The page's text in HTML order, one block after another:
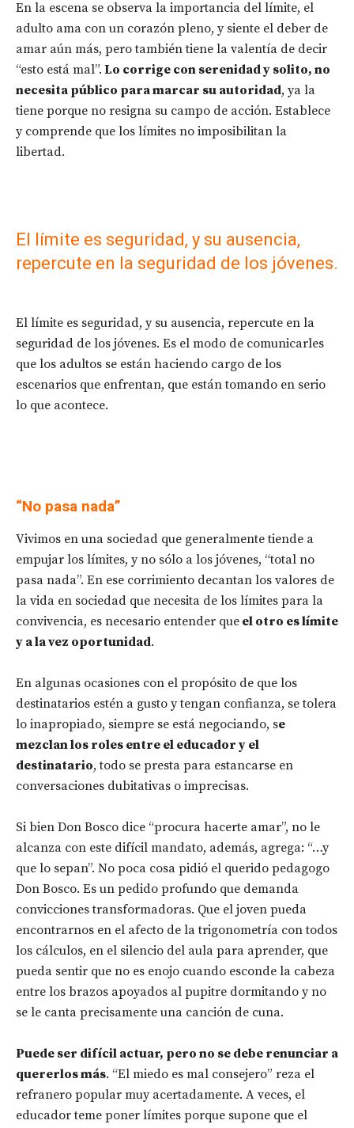
En la escena se observa la importancia del límite, el
adulto ama con un corazón pleno, y siente el deber de
amar aún más, pero también tiene la valentía de decir
“esto está mal”. Lo corrige con serenidad y solito, no
necesita público para marcar su autoridad, ya la
tiene porque no resigna su campo de acción. Establece
y comprende que los límites no imposibilitan la
libertad.
El límite es seguridad, y su ausencia,
repercute en la seguridad de los jóvenes.
El límite es seguridad, y su ausencia, repercute en la
seguridad de los jóvenes. Es el modo de comunicarles
que los adultos se están haciendo cargo de los
escenarios que enfrentan, que están tomando en serio
lo que acontece.
“No pasa nada”
Vivimos en una sociedad que generalmente tiende a
empujar los límites, y no sólo a los jóvenes, “total no
pasa nada”. En ese corrimiento decantan los valores de
la vida en sociedad que necesita de los límites para la
convivencia, es necesario entender que el otro es límite
y a la vez oportunidad.
En algunas ocasiones con el propósito de que los
destinatarios estén a gusto y tengan confianza, se tolera
lo inapropiado, siempre se está negociando, se
mezclan los roles entre el educador y el
destinatario, todo se presta para estancarse en
conversaciones dubitativas o imprecisas.
Si bien Don Bosco dice “procura hacerte amar”, no le
alcanza con este difícil mandato, además, agrega: “…y
que lo sepan”. No poca cosa pidió el querido pedagogo
Don Bosco. Es un pedido profundo que demanda
convicciones transformadoras. Que el joven pueda
encontrarnos en el afecto de la trigonometría con todos
los cálculos, en el silencio del aula para aprender, que
pueda sentir que no es enojo cuando esconde la cabeza
entre los brazos apoyados al pupitre dormitando y no
se le canta precisamente una canción de cuna.
Puede ser difícil actuar, pero no se debe renunciar a
quererlos más. “El miedo es mal consejero” reza el
refranero popular muy acertadamente. A veces, el
educador teme poner límites porque supone que el